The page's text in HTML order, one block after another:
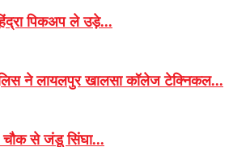
पिकअप ले उड़े...
ने लायलपुर खालसा कॉलेज टेक्निकल...
चौक से जंडू सिंघा...